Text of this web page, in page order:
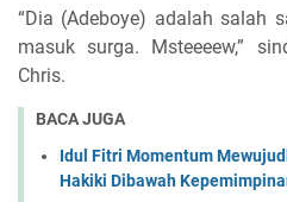
“Dia (Adeboye) adalah salah
masuk surga. Msteeeew,”
Chris.
BACA JUGA
Idul Fitri Momentum
Hakiki Dibawah